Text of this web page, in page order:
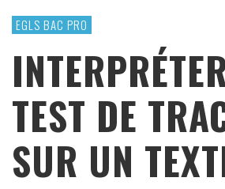
EGLS BAC PRO
TEST DE
SUR UN